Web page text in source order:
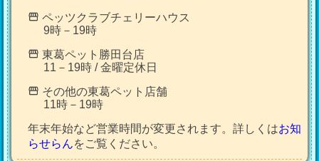
ペッツクラブチェリーハウス
9時－19時
東葛ペット勝田台店
11－19時 / 金曜定休日
その他の東葛ペット店舗
11時－19時
年末年始など営業時間が変更されます。詳しくはお知
らせらんをご覧ください。